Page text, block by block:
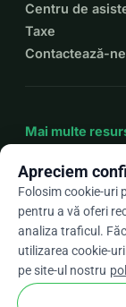
Centru de
Taxe
Contactează-ne
Mai multe
Roarrow_drop_down
★★★★★4,9 /
Apreciem
Folosim cookie-uri
pentru a vă oferi
analiza traficul.
utilizarea cookie-
pe site-ul nostru